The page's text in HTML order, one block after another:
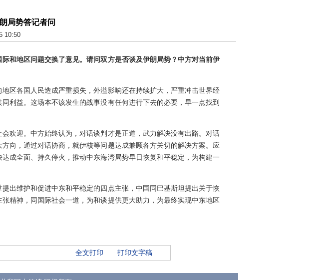
局势答记者问
10:50
和地区问题交换了意见。请问双方是否谈及伊朗局势？中方对当前伊
区各国人民造成严重损失，外溢影响还在持续扩大，严重冲击世界经
利益。这场本不该发生的战事没有任何进行下去的必要，早一点找到
欢迎。中方始终认为，对话谈判才是正道，武力解决没有出路。对话
向，通过对话协商，就伊核等问题达成兼顾各方关切的解决方案。应
成全面、持久停火，推动中东海湾局势早日恢复和平稳定，为构建一
出维护和促进中东和平稳定的四点主张，中国同巴基斯坦提出关于恢
精神，同国际社会一道，为和谈提供更大助力，为最终实现中东地区
全文打印 打印文字稿